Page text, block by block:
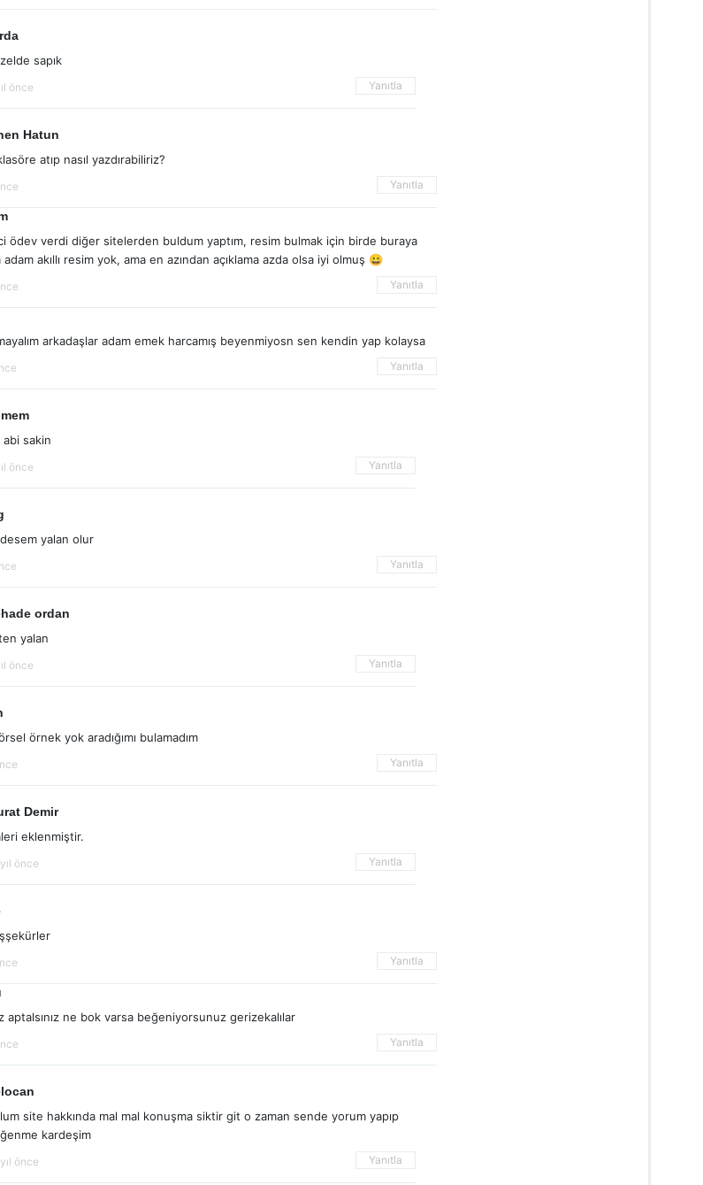
sapık
önce Yanıtla
Hatun
atıp nasıl yazdırabiliriz?
Yanıtla
ödev verdi diğer sitelerden buldum yaptım, resim bulmak için birde buraya
adam akıllı resim yok, ama en azından açıklama azda olsa iyi olmuş 😀
Yanıtla
arkadaşlar adam emek harcamış beyenmiyosn sen kendin yap kolaysa
Yanıtla
abi sakin
önce Yanıtla
yalan olur
Yanıtla
ordan
yalan
önce Yanıtla
örnek yok aradığımı bulamadım
Yanıtla
Demir
eklenmiştir.
önce Yanıtla
Yanıtla
aptalsınız ne bok varsa beğeniyorsunuz gerizekalılar
Yanıtla
site hakkında mal mal konuşma siktir git o zaman sende yorum yapıp
kardeşim
önce Yanıtla